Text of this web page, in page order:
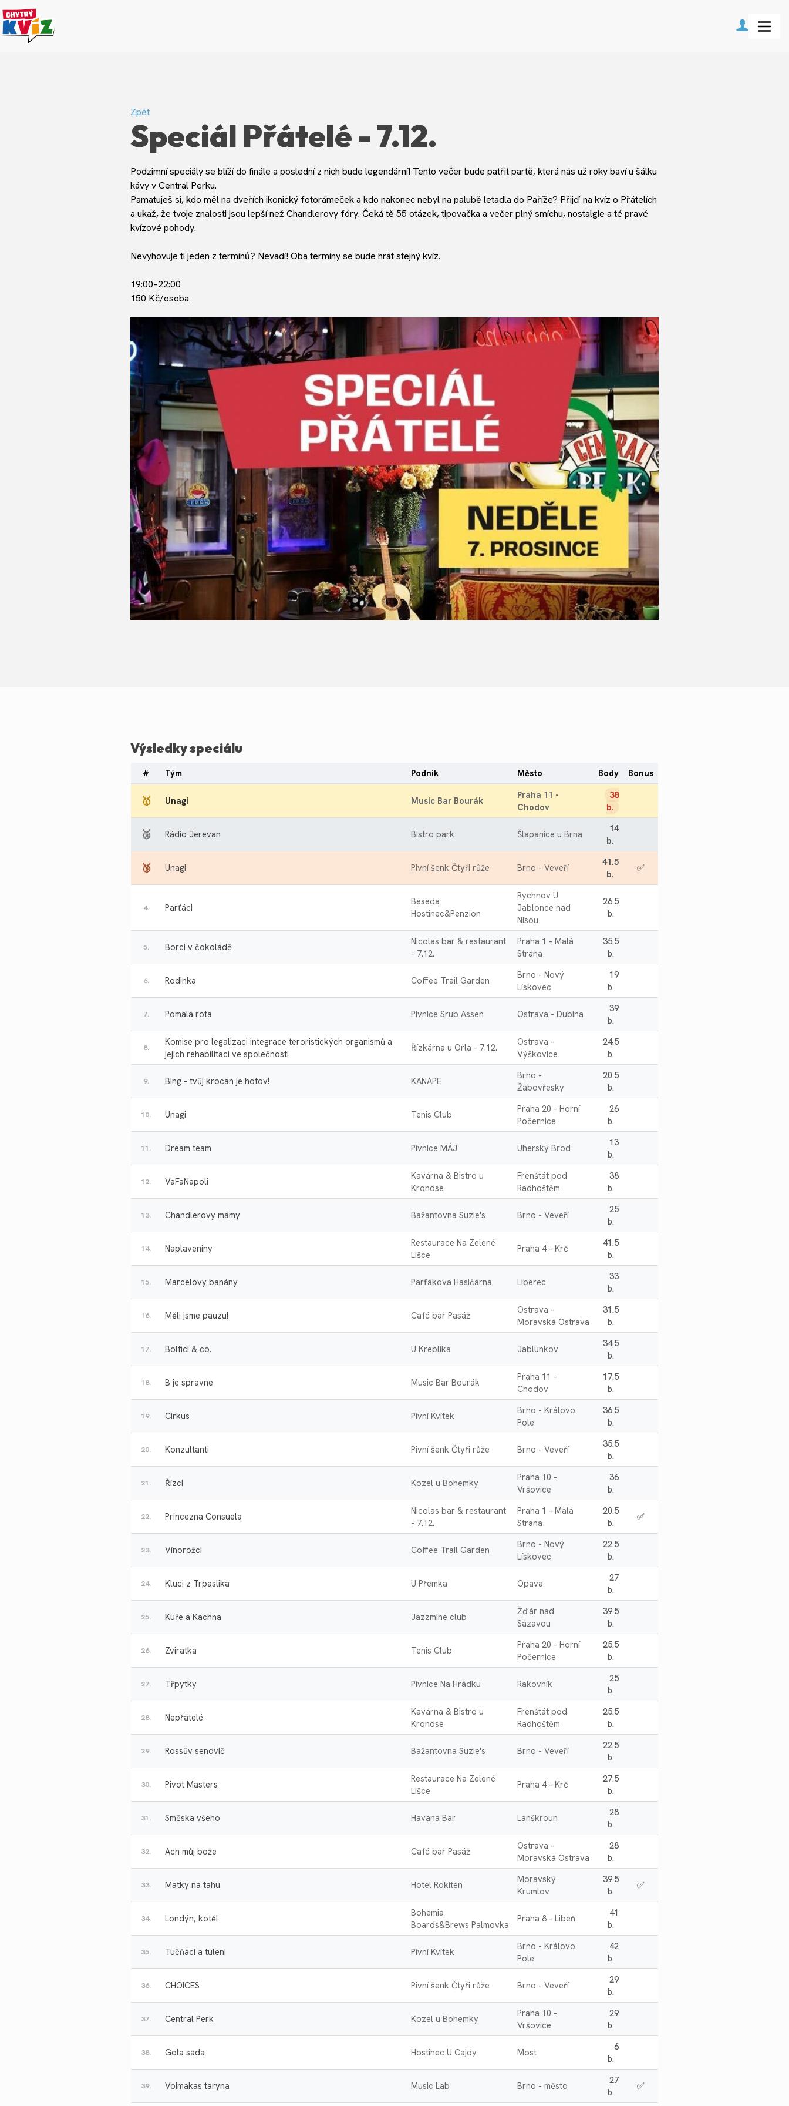
Zpět
Speciál Přátelé - 7.12.
Podzimní speciály se blíží do finále a poslední z nich bude legendární! Tento večer bude patřit partě, která nás už roky baví u šálku
kávy v Central Perku.
Pamatuješ si, kdo měl na dveřích ikonický fotorámeček a kdo nakonec nebyl na palubě letadla do Paříže? Přijď na kvíz o Přátelích
a ukaž, že tvoje znalosti jsou lepší než Chandlerovy fóry. Čeká tě 55 otázek, tipovačka a večer plný smíchu, nostalgie a té pravé
kvízové pohody.
Nevyhovuje ti jeden z termínů? Nevadí! Oba termíny se bude hrát stejný kvíz.
19:00–22:00
150 Kč/osoba
Výsledky speciálu
# Tým Podnik Město Body Bonus
🥇 Unagi Music Bar Bourák
Praha 11 -
Chodov
38
b.
🥈 Rádio Jerevan Bistro park Šlapanice u Brna
14
b.
🥉 Unagi Pivní šenk Čtyři růže Brno - Veveří
41.5
b.
✅
4. Parťáci
Beseda
Hostinec&Penzion
Rychnov U
Jablonce nad
Nisou
26.5
b.
5. Borci v čokoládě
Nicolas bar & restaurant
- 7.12.
Praha 1 - Malá
Strana
35.5
b.
6. Rodinka Coffee Trail Garden
Brno - Nový
Lískovec
19
b.
7. Pomalá rota Pivnice Srub Assen Ostrava - Dubina
39
b.
8.
Komise pro legalizaci integrace teroristických organismů a
jejich rehabilitaci ve společnosti
Řízkárna u Orla - 7.12.
Ostrava -
Výškovice
24.5
b.
9. Bing - tvůj krocan je hotov! KANAPE
Brno -
Žabovřesky
20.5
b.
10. Unagi Tenis Club
Praha 20 - Horní
Počernice
26
b.
11. Dream team Pivnice MÁJ Uherský Brod
13
b.
12. VaFaNapoli
Kavárna & Bistro u
Kronose
Frenštát pod
Radhoštěm
38
b.
13. Chandlerovy mámy Bažantovna Suzie's Brno - Veveří
25
b.
14. Naplaveniny
Restaurace Na Zelené
Lišce
Praha 4 - Krč
41.5
b.
15. Marcelovy banány Parťákova Hasičárna Liberec
33
b.
16. Měli jsme pauzu! Café bar Pasáž
Ostrava -
Moravská Ostrava
31.5
b.
17. Bolfici & co. U Kreplika Jablunkov
34.5
b.
18. B je spravne Music Bar Bourák
Praha 11 -
Chodov
17.5
b.
19. Cirkus Pivní Kvítek
Brno - Královo
Pole
36.5
b.
20. Konzultanti Pivní šenk Čtyři růže Brno - Veveří
35.5
b.
21. Řízci Kozel u Bohemky
Praha 10 -
Vršovice
36
b.
22. Princezna Consuela
Nicolas bar & restaurant
- 7.12.
Praha 1 - Malá
Strana
20.5
b.
✅
23. Vínorožci Coffee Trail Garden
Brno - Nový
Lískovec
22.5
b.
24. Kluci z Trpaslika U Přemka Opava
27
b.
25. Kuře a Kachna Jazzmine club
Žďár nad
Sázavou
39.5
b.
26. Zviratka Tenis Club
Praha 20 - Horní
Počernice
25.5
b.
27. Třpytky Pivnice Na Hrádku Rakovník
25
b.
28. Nepřátelé
Kavárna & Bistro u
Kronose
Frenštát pod
Radhoštěm
25.5
b.
29. Rossův sendvič Bažantovna Suzie's Brno - Veveří
22.5
b.
30. Pivot Masters
Restaurace Na Zelené
Lišce
Praha 4 - Krč
27.5
b.
31. Směska všeho Havana Bar Lanškroun
28
b.
32. Ach můj bože Café bar Pasáž
Ostrava -
Moravská Ostrava
28
b.
33. Matky na tahu Hotel Rokiten
Moravský
Krumlov
39.5
b.
✅
34. Londýn, kotě!
Bohemia
Boards&Brews Palmovka
Praha 8 - Libeň
41
b.
35. Tučňáci a tuleni Pivní Kvítek
Brno - Královo
Pole
42
b.
36. CHOICES Pivní šenk Čtyři růže Brno - Veveří
29
b.
37. Central Perk Kozel u Bohemky
Praha 10 -
Vršovice
29
b.
38. Gola sada Hostinec U Cajdy Most
6
b.
39. Voimakas taryna Music Lab Brno - město
27
b.
✅